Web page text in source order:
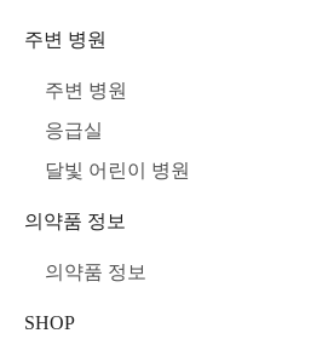
주변 병원
주변 병원
응급실
달빛 어린이 병원
의약품 정보
의약품 정보
SHOP